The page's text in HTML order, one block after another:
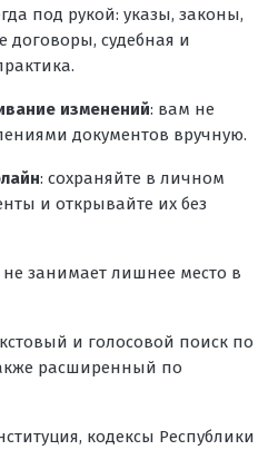
под рукой: указы, законы,
договоры, судебная и
изменений: вам не
документов вручную.
: сохраняйте в личном
и открывайте их без
занимает лишнее место в
и голосовой поиск по
расширенный по
кодексы Республики